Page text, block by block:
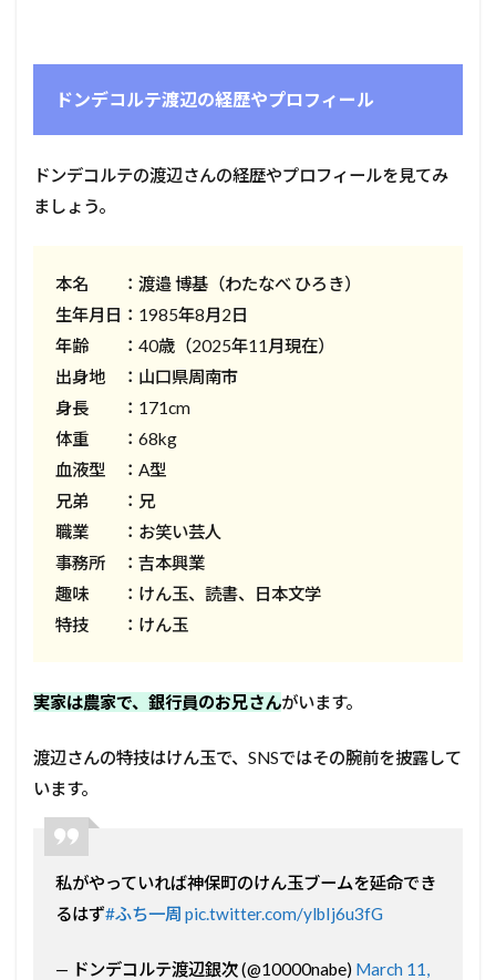
ドンデコルテ渡辺の経歴やプロフィール
ドンデコルテの渡辺さんの経歴やプロフィールを見てみ
ましょう。
本名 ：渡邉 博基（わたなべ ひろき）
生年月日：1985年8月2日
年齢 ：40歳（2025年11月現在）
出身地 ：山口県周南市
身長 ：171cm
体重 ：68kg
血液型 ：A型
兄弟 ：兄
職業 ：お笑い芸人
事務所 ：吉本興業
趣味 ：けん玉、読書、日本文学
特技 ：けん玉
実家は農家で、銀行員のお兄さんがいます。
渡辺さんの特技はけん玉で、SNSではその腕前を披露して
います。
私がやっていれば神保町のけん玉ブームを延命でき
るはず#ふち一周 pic.twitter.com/ylbIj6u3fG
— ドンデコルテ渡辺銀次 (@10000nabe) March 11,